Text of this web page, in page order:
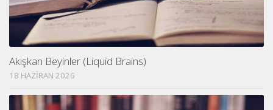
Akışkan Beyinler (Liquid Brains)
18 HAZIRAN 2026